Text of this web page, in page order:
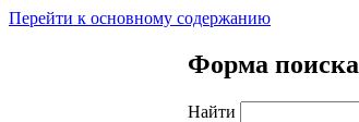
Перейти к основному содержанию
Форма поиска
Найти